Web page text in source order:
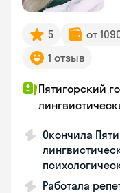
5 от
1 отзыв
Пятигорский
Окончила
Работала